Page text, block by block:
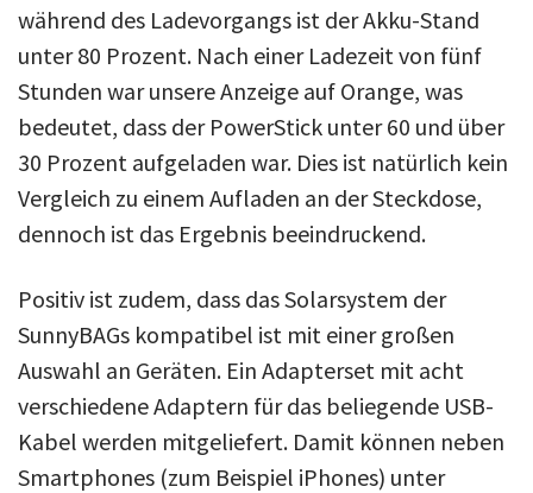
während des Ladevorgangs ist der Akku-Stand
unter 80 Prozent. Nach einer Ladezeit von fünf
Stunden war unsere Anzeige auf Orange, was
bedeutet, dass der PowerStick unter 60 und über
30 Prozent aufgeladen war. Dies ist natürlich kein
Vergleich zu einem Aufladen an der Steckdose,
dennoch ist das Ergebnis beeindruckend.
Positiv ist zudem, dass das Solarsystem der
SunnyBAGs kompatibel ist mit einer großen
Auswahl an Geräten. Ein Adapterset mit acht
verschiedene Adaptern für das beliegende USB-
Kabel werden mitgeliefert. Damit können neben
Smartphones (zum Beispiel iPhones) unter